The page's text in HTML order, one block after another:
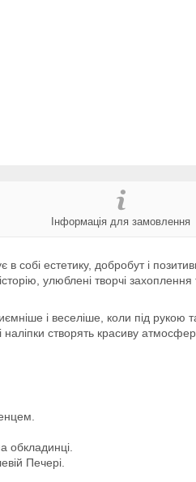
Інформація для замовлення
естетику, добробут і
улюблені творчі захоплення
і веселіше, коли під рукою
створять красиву
обкладинці.
Печері.